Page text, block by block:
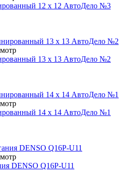
12 х 12 АвтоДело №3
13 х 13 АвтоДело №2
14 х 14 АвтоДело №1
DENSO Q16P-U11